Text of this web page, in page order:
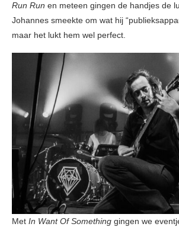
Run Run en meteen gingen de handjes de
Johannes smeekte om wat hij
maar het lukt hem wel perfect.
Met In Want Of Something gingen we